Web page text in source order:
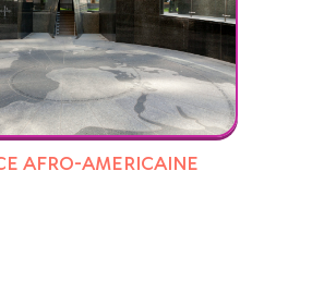
AFRO-AMERICAINE